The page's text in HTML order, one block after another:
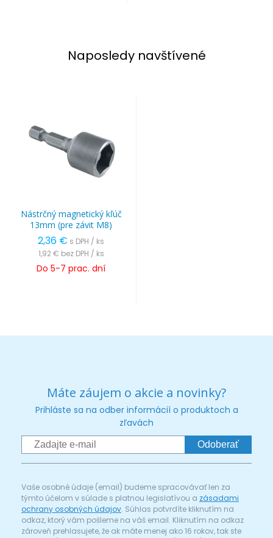
Naposledy navštívené
Nástrčný magnetický kľúč
13mm (pre závit M8)
2,36 € s DPH / ks
1,92 € bez DPH / ks
Do 5-7 prac. dní
Máte záujem o akcie a novinky?
Prihláste sa na odber informácií o produktoch a
zľavách
Odoberať
Vaše osobné údaje (email) budeme spracovávať len za
týmto účelom v súlade s platnou legislatívou a zásadami
ochrany osobných údajov. Súhlas potvrdíte kliknutím na
odkaz, ktorý vám pošleme na váš email. Kliknutím na odkaz
zároveň prehlasujete, že ak máte menej ako 16 rokov, tak ste